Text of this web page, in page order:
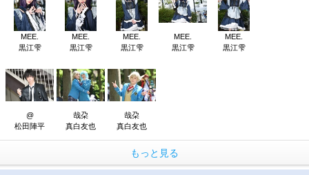
MEE.
黒江雫
MEE.
黒江雫
MEE.
黒江雫
MEE.
黒江雫
MEE.
黒江雫
@
松田陣平
哉朶
真白友也
哉朶
真白友也
もっと見る